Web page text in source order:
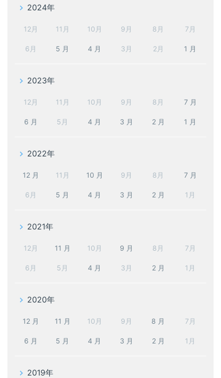
2024年
12月 11月 10月 9月 8月 7月
6月 5 月 4 月 3月 2月 1 月
2023年
12月 11月 10月 9月 8月 7 月
6 月 5月 4 月 3 月 2 月 1 月
2022年
12 月 11月 10 月 9月 8月 7 月
6月 5 月 4 月 3 月 2 月 1月
2021年
12月 11 月 10月 9 月 8月 7月
6月 5月 4 月 3月 2 月 1月
2020年
12 月 11 月 10月 9月 8 月 7月
6 月 5 月 4 月 3 月 2 月 1月
2019年